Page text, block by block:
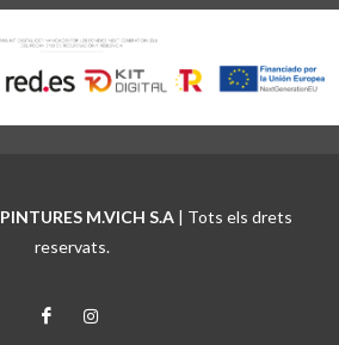
PINTURES M.VICH S.A| Tots els drets
reservats.